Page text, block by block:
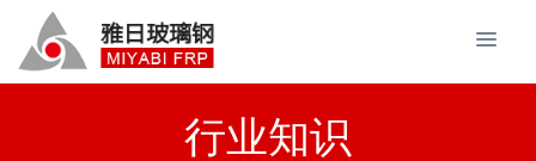
行业知识